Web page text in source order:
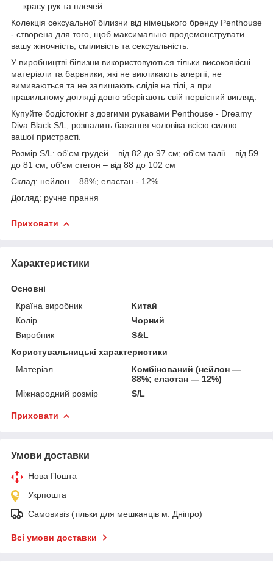
красу рук та плечей.
Колекція сексуальної білизни від німецького бренду Penthouse
- створена для того, щоб максимально продемонструвати
вашу жіночність, сміливість та сексуальність.
У виробництві білизни використовуються тільки високоякісні
матеріали та барвники, які не викликають алергії, не
вимиваються та не залишають слідів на тілі, а при
правильному догляді довго зберігають свій первісний вигляд.
Купуйте бодістокінг з довгими рукавами Penthouse - Dreamy
Diva Black S/L, розпалить бажання чоловіка всією силою
вашої пристрасті.
Розмір S/L: об'єм грудей – від 82 до 97 см; об'єм талії – від 59
до 81 см; об'єм стегон – від 88 до 102 см
Склад: нейлон – 88%; еластан - 12%
Догляд: ручне прання
Приховати
Характеристики
Основні
Країна виробник
Китай
Колір
Чорний
Виробник
S&L
Користувальницькі характеристики
Матеріал
Комбінований (нейлон —
88%; еластан — 12%)
Міжнародний розмір
S/L
Приховати
Умови доставки
Нова Пошта
Укрпошта
Самовивіз (тільки для мешканців м. Дніпро)
Всі умови доставки